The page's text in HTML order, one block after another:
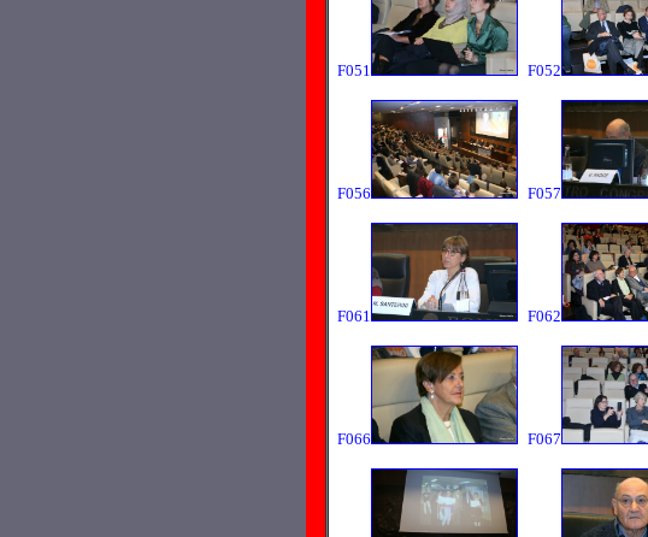
F051 F052
F056 F057
F061 F062
F066 F067